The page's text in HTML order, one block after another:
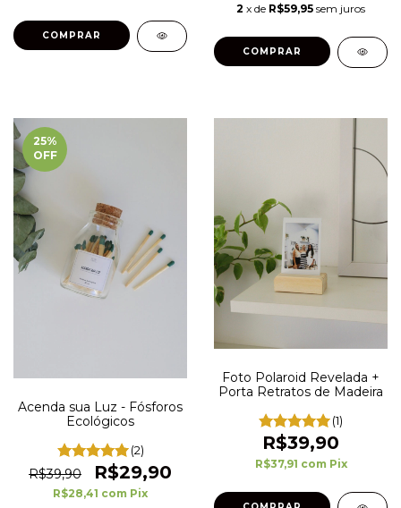
2 x de R$59,95 sem juros
COMPRAR
25%
OFF
Acenda sua Luz - Fósforos
Ecológicos
(2)
R$39,90 R$29,90
R$28,41 com Pix
Foto Polaroid Revelada +
Porta Retratos de Madeira
(1)
R$39,90
R$37,91 com Pix